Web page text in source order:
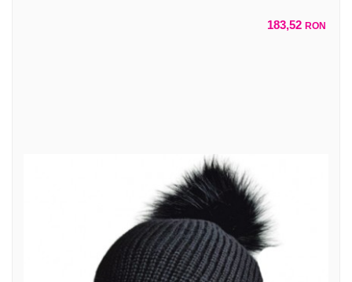
183,52 RON